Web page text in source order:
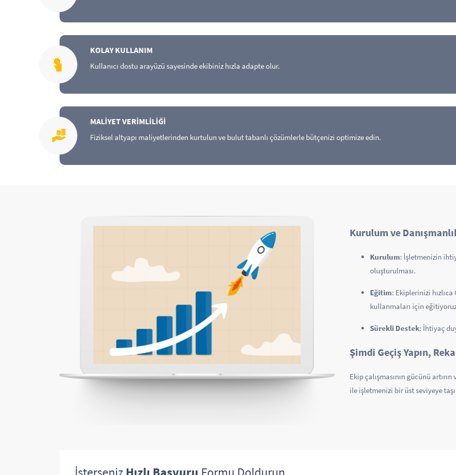
KOLAY KULLANIM
Kullanıcı dostu arayüzü sayesinde ekibiniz hızla adapte olur.
MALİYET VERİMLİLİĞİ
Fiziksel altyapı maliyetlerinden kurtulun ve bulut tabanlı çözümlerle bütçenizi optimize edin.
Kurulum ve
Kurulum: İşletmenizin
oluşturulması.
Eğitim: Ekiplerinizi
kullanmaları için
Sürekli Destek: İhtiyaç
Şimdi Geçiş Yapın,
Ekip çalışmasının gücünü
ile işletmenizi bir üst seviyeye